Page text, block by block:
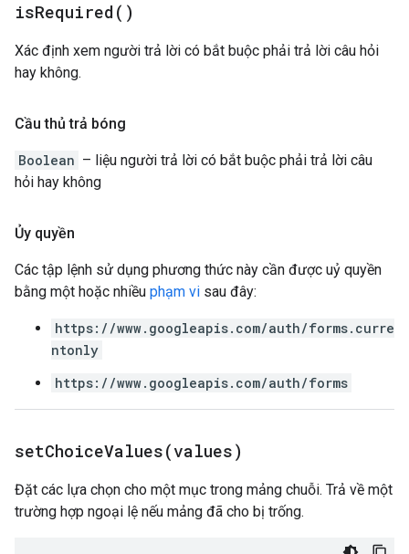
isRequired( )
Xác định xem người trả lời có bắt buộc phải trả lời câu hỏi
hay không.
Cầu thủ trả bóng
Boolean – liệu người trả lời có bắt buộc phải trả lời câu
hỏi hay không
Ủy quyền
Các tập lệnh sử dụng phương thức này cần được uỷ quyền
bằng một hoặc nhiều phạm vi sau đây:
https://www.googleapis.com/auth/forms.curre
ntonly
https://www.googleapis.com/auth/forms
setChoiceValues(values)
Đặt các lựa chọn cho một mục trong mảng chuỗi. Trả về một
trường hợp ngoại lệ nếu mảng đã cho bị trống.